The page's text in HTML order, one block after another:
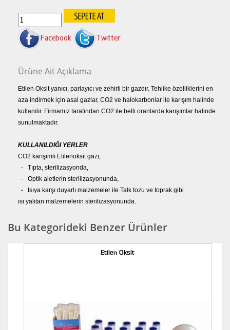
Facebook Twitter
Ürüne Ait Açıklama
Etilen Oksit yanıcı, parlayıcı ve zehirli bir gazdır. Tehlike özelliklerini en
aza indirmek için asal gazlar, CO2 ve halokarbonlar ile karışım halinde
kullanılır. Firmamız tarafından CO2 ile belli oranlarda karışımlar halinde
sunulmaktadır.
KULLANILDIĞI YERLER
CO2 karışımlı Etilenoksit gazı;
- Tıpta, sterilizasyonda,
- Optik aletlerin sterilizasyonunda,
- Isıya karşı duyarlı malzemeler ile Talk tozu ve toprak gibi
ısı yalıtan malzemelerin sterilizasyonunda.
Bu Kategorideki Benzer Ürünler
Etilen Oksit